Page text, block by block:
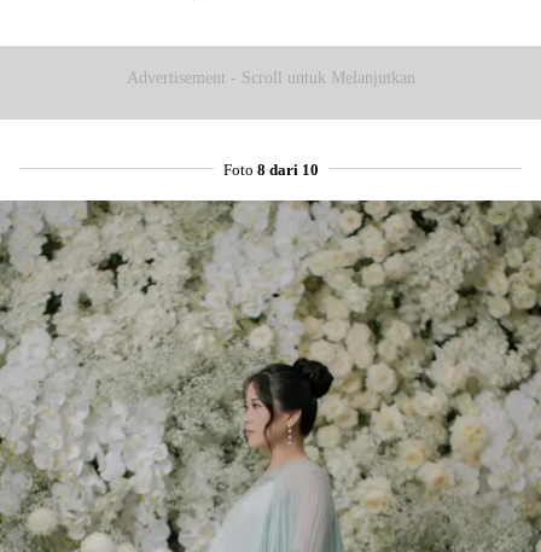
Advertisement - Scroll untuk Melanjutkan
Foto 8 dari 10